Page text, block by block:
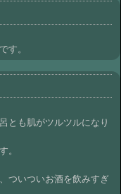
す。
とも肌がツルツルになり
。
ついついお酒を飲みすぎ